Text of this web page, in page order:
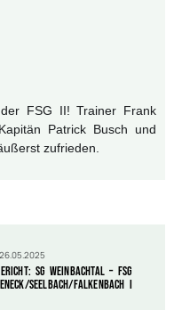
FSG II! Trainer Frank
Patrick Busch und
zufrieden.
26.05.2025
SG Weinbachtal – FSG
Seelbach/Falkenbach I